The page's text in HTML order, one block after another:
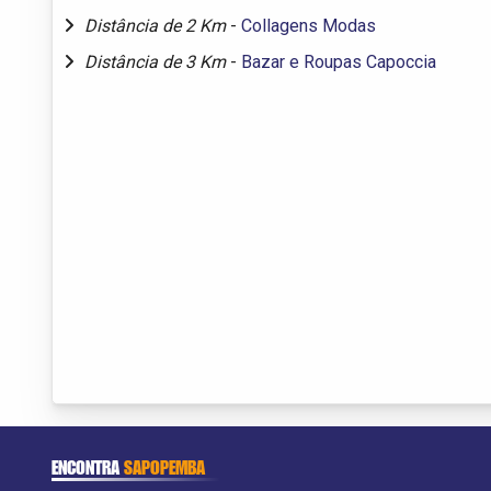
Distância de 2 Km - Collagens Modas
Distância de 3 Km - Bazar e Roupas Capoccia
ENCONTRASAPOPEMBA